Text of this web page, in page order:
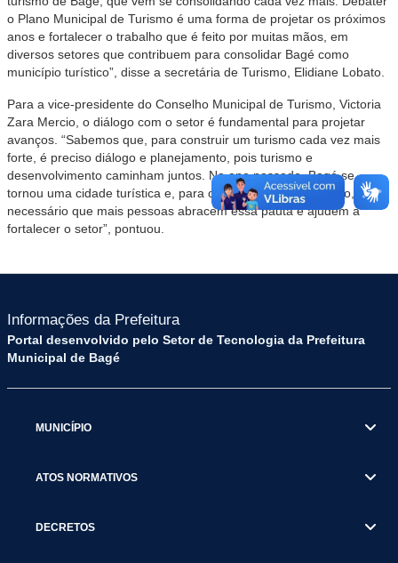
o Plano Municipal de Turismo é uma forma de projetar os próximos
anos e fortalecer o trabalho que é feito por muitas mãos, em
diversos setores que contribuem para consolidar Bagé como
município turístico”, disse a secretária de Turismo, Elidiane Lobato.
Para a vice-presidente do Conselho Municipal de Turismo, Victoria
Zara Mercio, o diálogo com o setor é fundamental para projetar
avanços. “Sabemos que, para construir um turismo cada vez mais
forte, é preciso diálogo e planejamento, pois turismo e
desenvolvimento caminham juntos. No ano passado, Bagé se
tornou uma cidade turística e, para consolidar esse processo, é
necessário que mais pessoas abracem essa pauta e ajudem a
fortalecer o setor”, pontuou.
Informações da Prefeitura
Portal desenvolvido pelo Setor de Tecnologia da Prefeitura
Municipal de Bagé
MUNICÍPIO
ATOS NORMATIVOS
DECRETOS